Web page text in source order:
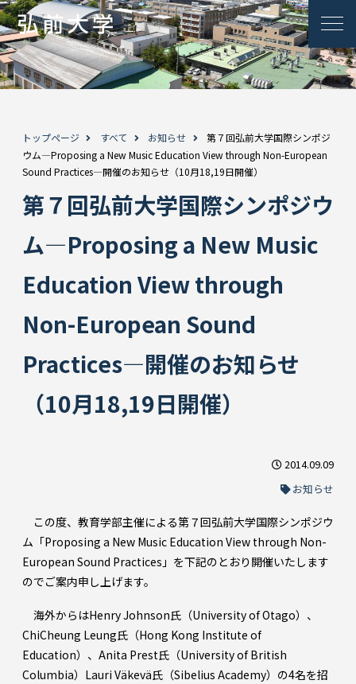
トップページ すべて お知らせ
第７回弘前大学国際シンポジ
ウム―Proposing a New Music Education View through Non-European
Sound Practices―開催のお知らせ（10月18,19日開催）
第７回弘前大学国際シンポジウ
ム―Proposing a New Music
Education View through
Non-European Sound
Practices―開催のお知らせ
（10月18,19日開催）
2014.09.09
お知らせ
この度、教育学部主催による第７回弘前大学国際シンポジウ
ム「Proposing a New Music Education View through Non-
European Sound Practices」を下記のとおり開催いたします
のでご案内申し上げます。
海外からはHenry Johnson氏（University of Otago）、
ChiCheung Leung氏（Hong Kong Institute of
Education）、Anita Prest氏（University of British
Columbia）Lauri Väkevä氏（Sibelius Academy）の4名を招